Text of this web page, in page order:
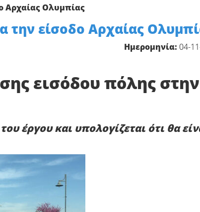
Αρχαίας Ολυμπίας
την είσοδο Αρχαίας
Ημερομηνία: 04-
εισόδου πόλης στην
έργου και υπολογίζεται ότι θα